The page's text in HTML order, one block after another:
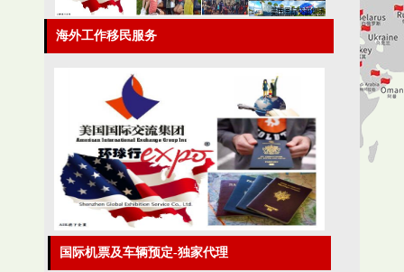
海外工作移民服务
国际机票及车辆预定-独家代理